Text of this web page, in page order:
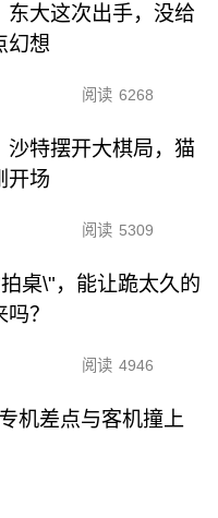
东大这次出手，没给
幻想
阅读 6268
沙特摆开大棋局，猫
开场
阅读 5309
桌\"，能让跪太久的
？
阅读 4946
机差点与客机撞上